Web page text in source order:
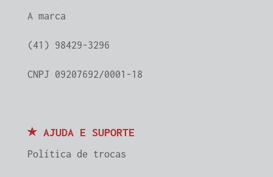
A marca
(41) 98429-3296
CNPJ 09207692/0001-18
AJUDA E SUPORTE
Política de trocas